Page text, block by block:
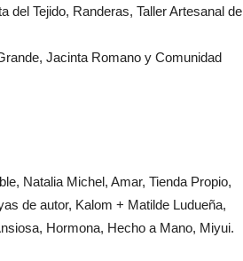
Tejido, Randeras, Taller Artesanal de
Jacinta Romano y Comunidad
Natalia Michel, Amar, Tienda Propio,
de autor, Kalom + Matilde Ludueña,
Hormona, Hecho a Mano, Miyui.